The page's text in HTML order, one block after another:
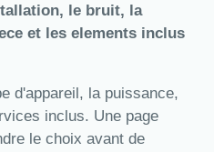
le bruit, la
et les elements inclus
d'appareil, la puissance,
inclus. Une page
le choix avant de